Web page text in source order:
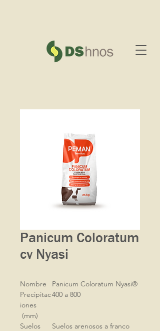
Panicum Coloratum
cv Nyasi
Nombre
Panicum Coloratum Nyasi®
Precipitac
iones
(mm)
400 a 800
Suelos
Suelos arenosos a franco